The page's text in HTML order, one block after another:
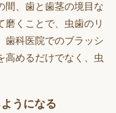
間、歯と歯茎の境目な
磨くことで、虫歯のリ
歯科医院でのブラッシ
高めるだけでなく、虫
うになる